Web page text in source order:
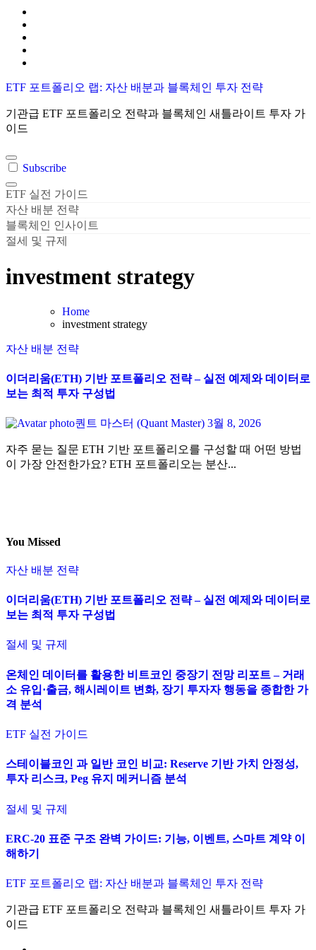
Skip
content
ETF 포트폴리오 랩: 자산 배분과 블록체인 투자 전략
기관급 ETF 포트폴리오 전략과 블록체인 새틀라이트 투자 가
이드
Subscribe
ETF 실전 가이드
자산 배분 전략
블록체인 인사이트
절세 및 규제
investment strategy
Home
investment strategy
자산 배분 전략
이더리움(ETH) 기반 포트폴리오 전략 – 실전 예제와 데이터로
보는 최적 투자 구성법
퀀트 마스터 (Quant Master) 3월 8, 2026
자주 묻는 질문 ETH 기반 포트폴리오를 구성할 때 어떤 방법
이 가장 안전한가요? ETH 포트폴리오는 분산...
You Missed
자산 배분 전략
이더리움(ETH) 기반 포트폴리오 전략 – 실전 예제와 데이터로
보는 최적 투자 구성법
절세 및 규제
온체인 데이터를 활용한 비트코인 중장기 전망 리포트 – 거래
소 유입·출금, 해시레이트 변화, 장기 투자자 행동을 종합한 가
격 분석
ETF 실전 가이드
스테이블코인 과 일반 코인 비교: Reserve 기반 가치 안정성,
투자 리스크, Peg 유지 메커니즘 분석
절세 및 규제
ERC-20 표준 구조 완벽 가이드: 기능, 이벤트, 스마트 계약 이
해하기
ETF 포트폴리오 랩: 자산 배분과 블록체인 투자 전략
기관급 ETF 포트폴리오 전략과 블록체인 새틀라이트 투자 가
이드